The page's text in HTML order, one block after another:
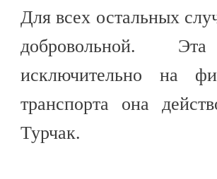
Для всех остальных
добровольной. Эта
исключительно на
транспорта она
Турчак.